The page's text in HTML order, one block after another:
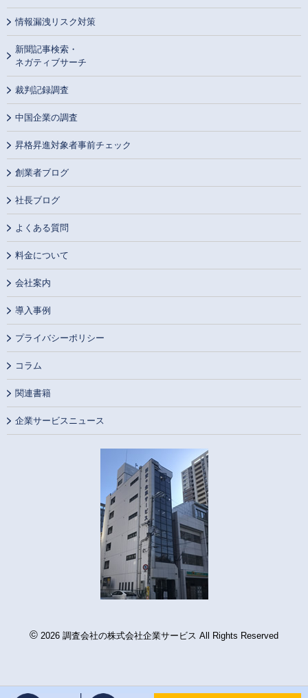
情報漏洩リスク対策
新聞記事検索・
ネガティブサーチ
裁判記録調査
中国企業の調査
昇格昇進対象者事前チェック
創業者ブログ
社長ブログ
よくある質問
料金について
会社案内
導入事例
プライバシーポリシー
コラム
関連書籍
企業サービスニュース
© 2026 調査会社の株式会社企業サービス All Rights Reserved